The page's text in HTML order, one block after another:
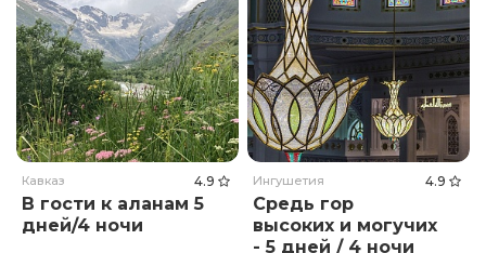
Кавказ 4.9
В гости к аланам 5
дней/4 ночи
Ингушетия 4.9
Средь гор
высоких и могучих
- 5 дней / 4 ночи